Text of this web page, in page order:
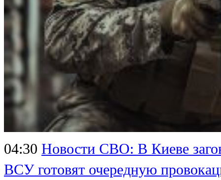
04:30 Новости СВО: В Киеве
ВСУ готовят очередную